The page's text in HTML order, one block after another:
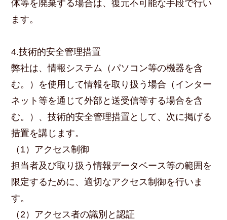
体等を廃棄する場合は、復元不可能な手段で行い
ます。
4.技術的安全管理措置
弊社は、情報システム（パソコン等の機器を含
む。）を使用して情報を取り扱う場合（インター
ネット等を通じて外部と送受信等する場合を含
む。）、技術的安全管理措置として、次に掲げる
措置を講じます。
（1）アクセス制御
担当者及び取り扱う情報データベース等の範囲を
限定するために、適切なアクセス制御を行いま
す。
（2）アクセス者の識別と認証